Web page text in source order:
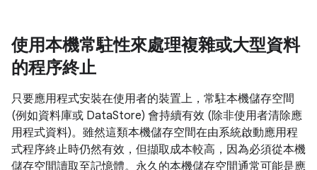
使用本機常駐性來處理複雜或大型資料
的程序終止
只要應用程式安裝在使用者的裝置上，常駐本機儲存空間
(例如資料庫或 DataStore) 會持續有效 (除非使用者清除應
用程式資料)。雖然這類本機儲存空間在由系統啟動應用程
式程序終止時仍然有效，但擷取成本較高，因為必須從本機
儲存空間讀取至記憶體。永久的本機儲存空間通常可能是應